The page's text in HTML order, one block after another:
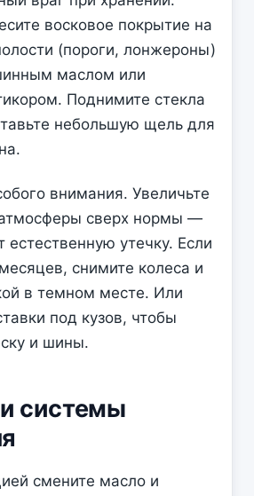
восковое покрытие на
(пороги, лонжероны)
маслом или
Поднимите стекла
небольшую щель для
внимания. Увеличьте
сверх нормы —
естественную утечку. Если
снимите колеса и
в темном месте. Или
под кузов, чтобы
и шины.
системы
смените масло и